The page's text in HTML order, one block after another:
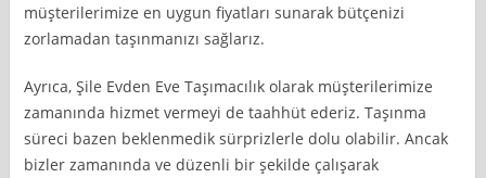
müşterilerimize en uygun fiyatları sunarak bütçenizi
zorlamadan taşınmanızı sağlarız.
Ayrıca, Şile Evden Eve Taşımacılık olarak müşterilerimize
zamanında hizmet vermeyi de taahhüt ederiz. Taşınma
süreci bazen beklenmedik sürprizlerle dolu olabilir. Ancak
bizler zamanında ve düzenli bir şekilde çalışarak